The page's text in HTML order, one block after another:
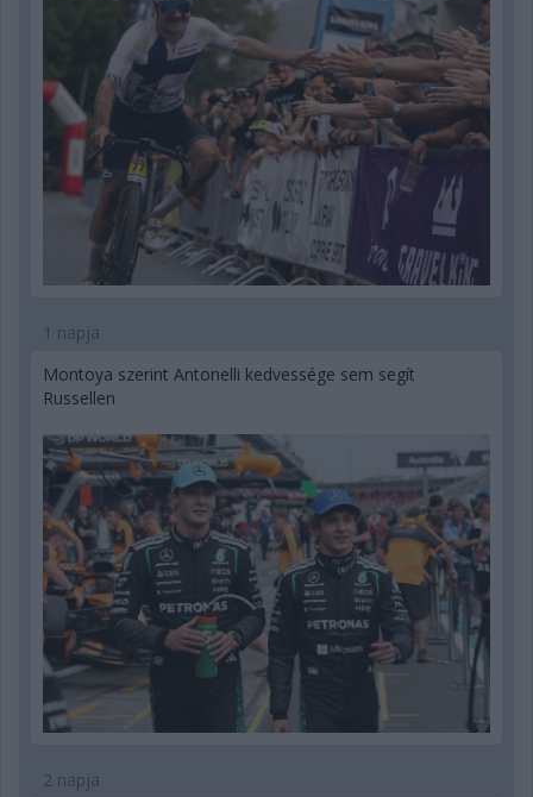
1 napja
Montoya szerint Antonelli kedvessége sem segít
Russellen
2 napja